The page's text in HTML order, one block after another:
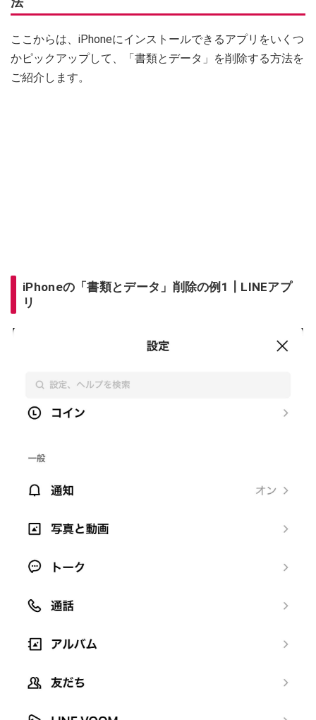
ここからは、iPhoneにインストールできるアプリをいくつ
かピックアップして、「書類とデータ」を削除する方法を
ご紹介します。
iPhoneの「書類とデータ」削除の例1┃LINEアプ
リ